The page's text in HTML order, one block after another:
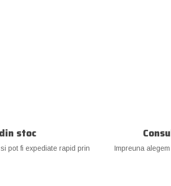
stoc
pot fi expediate rapid prin
Impreuna